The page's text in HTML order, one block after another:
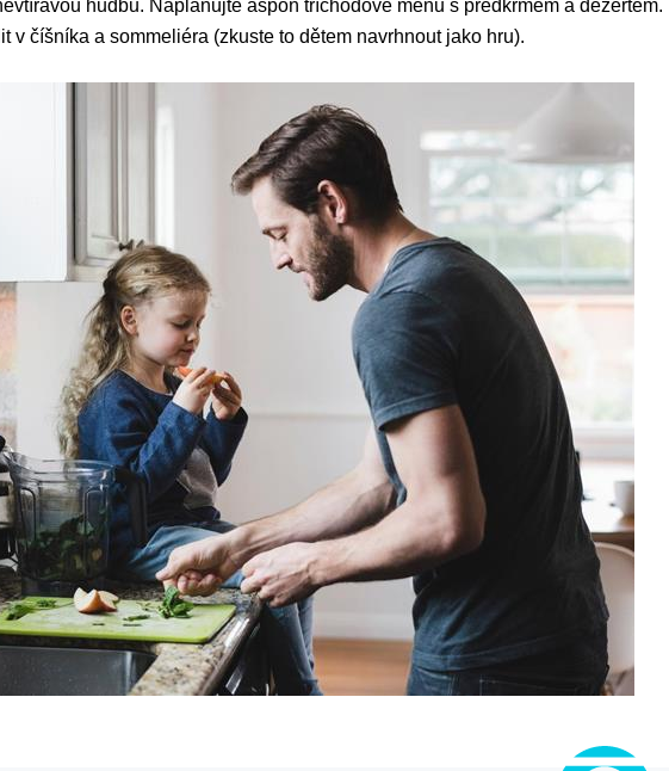
hudbu. Naplánujte aspoň tříchodové menu s předkrmem a dezertem.
v číšníka a sommeliéra (zkuste to dětem navrhnout jako hru).